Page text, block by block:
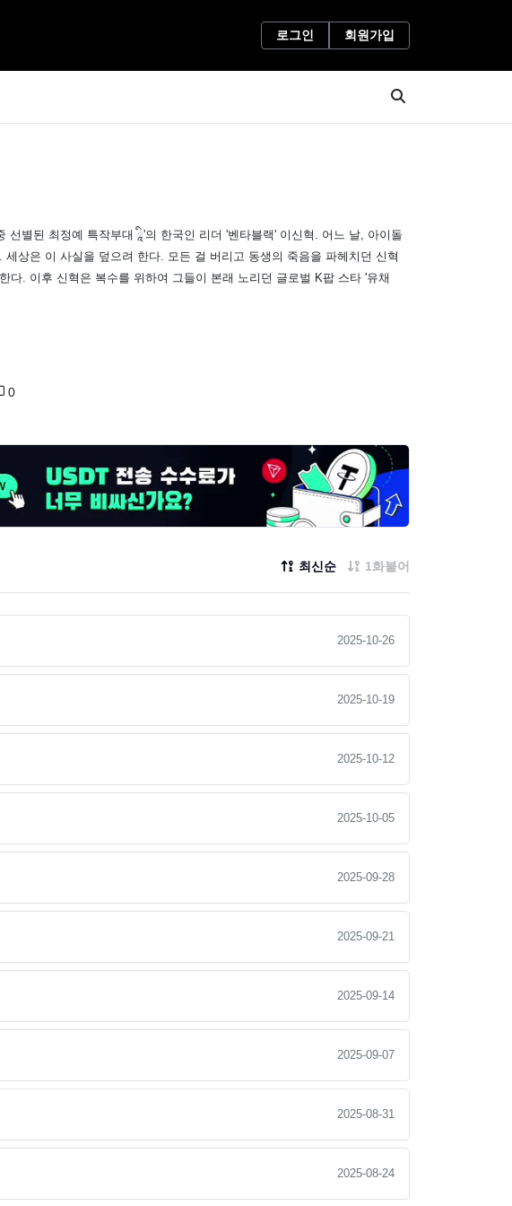
로그인 회원가입
선별된 최정예 특작부대 ཱི'의 한국인 리더 '벤타블랙' 이신혁. 어느 날, 아이돌
상은 이 사실을 덮으려 한다. 모든 걸 버리고 동생의 죽음을 파헤치던 신혁
다. 이후 신혁은 복수를 위하여 그들이 본래 노리던 글로벌 K팝 스타 '유채
0
최신순 1화붙어
2025-10-26
2025-10-19
2025-10-12
2025-10-05
2025-09-28
2025-09-21
2025-09-14
2025-09-07
2025-08-31
2025-08-24